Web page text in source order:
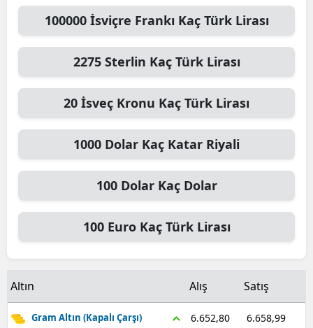
Kütahya
Malatya
Manisa
Mardin
Muğla
Sakarya
100000 İsviçre Frankı Kaç Türk Lirası
2275 Sterlin Kaç Türk Lirası
20 İsveç Kronu Kaç Türk Lirası
1000 Dolar Kaç Katar Riyali
100 DolarKaç Dolar
100 EuroKaç Türk Lirası
Altın Alış Satış
Gram Altın (Kapalı Çarşı) 6.652,80 6.658,99